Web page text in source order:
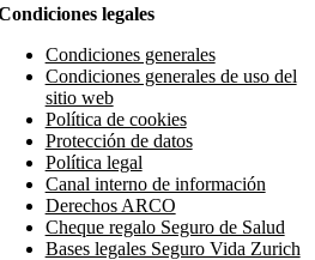
legales
Condiciones generales
Condiciones generales de uso del
sitio web
Política de cookies
Protección de datos
Política legal
Canal interno de información
Derechos ARCO
Cheque regalo Seguro de Salud
Bases legales Seguro Vida Zurich